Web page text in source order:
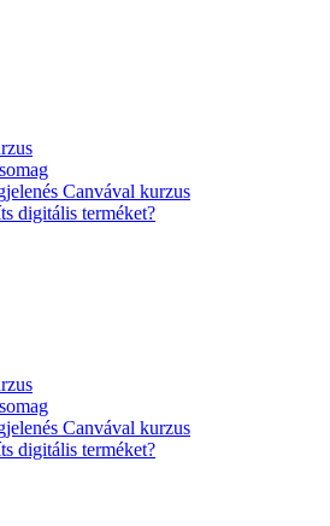
Canvával kurzus
digitális terméket?
Canvával kurzus
digitális terméket?